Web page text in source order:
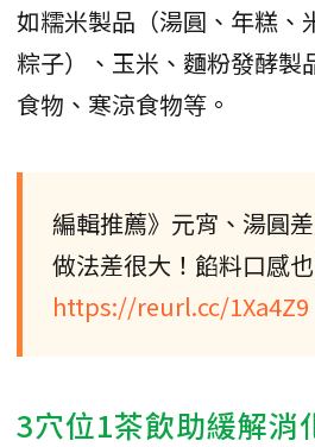
如糯米製品（湯圓、年糕、
粽子）、玉米、麵粉發酵製
食物、寒涼食物等。
編輯推薦》元宵、湯圓
做法差很大！餡料口感也
https://reurl.cc/1Xa4Z9
3穴位1茶飲助緩解消